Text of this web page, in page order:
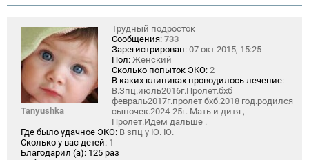
и
Tanyushka
Трудный подросток
Сообщения: 733
Зарегистрирован: 07 окт 2015, 15:25
Пол: Женский
Сколько попыток ЭКО: 2
В каких клиниках проводилось лечение:
В.Зпц.июль2016г.Пролет.бхб
февраль2017г.пролет бхб.2018 год.родился
сыночек.2024-25г. Мать и дитя ,
Пролет.Идем дальше .
Где было удачное ЭКО: В зпц у Ю. Ю.
Сколько у вас детей: 1
Благодарил (а): 125 раз